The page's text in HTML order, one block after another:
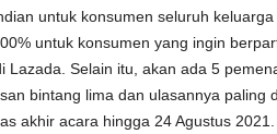
untuk konsumen seluruh
untuk konsumen yang ingin
Lazada. Selain itu, akan ada 5
bintang lima dan ulasannya paling
akhir acara hingga 24 Agustus 2021.